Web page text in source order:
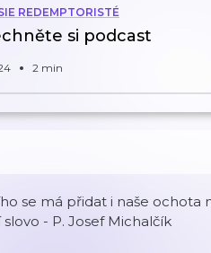
REDEMPTORISTÉ
si podcast
2 min
se má přidat i naše ochota
- P. Josef Michalčík